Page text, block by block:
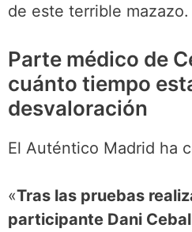
de este terrible mazazo.
Parte médico de
cuánto tiempo
desvaloración
El Auténtico Madrid ha
«Tras las pruebas
participante Dani